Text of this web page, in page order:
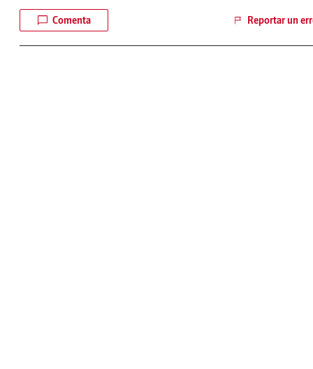
Comenta Reportar un